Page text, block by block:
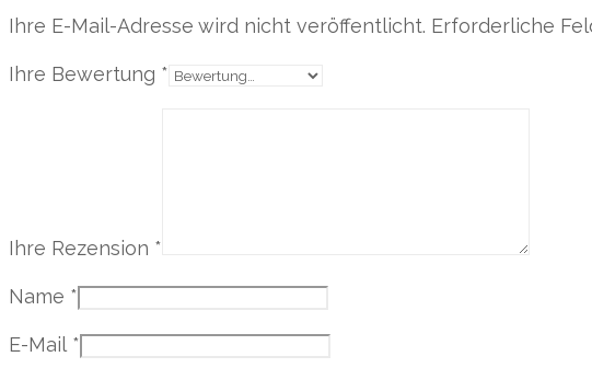
Ihre E-Mail-Adresse wird nicht veröffentlicht. Erforderliche
Ihre Bewertung *
Ihre Rezension *
Name *
E-Mail *